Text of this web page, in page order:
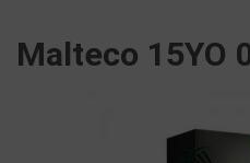
Malteco 15YO